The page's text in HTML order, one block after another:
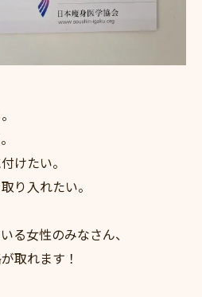
けたい。
り入れたい。
る女性のみなさん、
取れます！